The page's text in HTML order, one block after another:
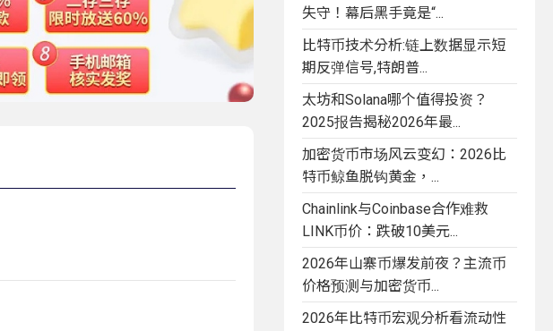
失守！幕后黑手竟是“...
比特币技术分析:链上数据显示短
期反弹信号,特朗普...
太坊和Solana哪个值得投资？
2025报告揭秘2026年最...
加密货币市场风云变幻：2026比
特币鲸鱼脱钩黄金，...
Chainlink与Coinbase合作难救
LINK币价：跌破10美元...
2026年山寨币爆发前夜？主流币
价格预测与加密货币...
2026年比特币宏观分析看流动性